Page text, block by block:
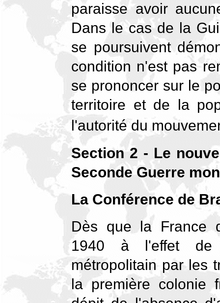
paraisse avoir
Dans le cas de la
se poursuivent
condition n'est pas
se prononcer sur le
territoire et de la
l'autorité du
Section 2 - Le
Seconde Guerre
La Conférence de
Dès que la France
1940 à l'effet de
métropolitain par les
la première colonie